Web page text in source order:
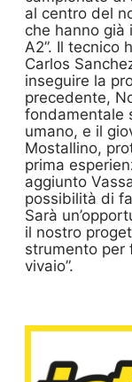
al centro del
che hanno già
A2”. Il tecnico
Carlos
inseguire la
precedente,
fondamentale
umano, e il
Mostallino,
prima
aggiunto
possibilità di
Sarà
il nostro
strumento per
vivaio”.